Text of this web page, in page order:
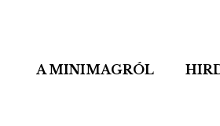
A MINIMAGRÓL